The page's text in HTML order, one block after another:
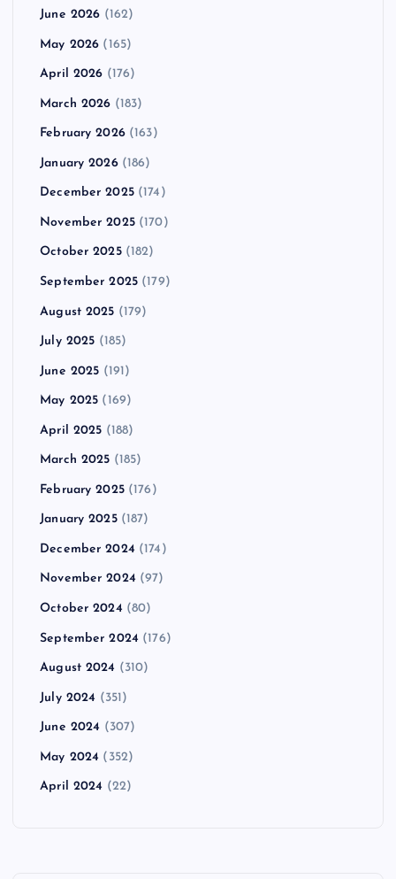
June 2026 (162)
May 2026 (165)
April 2026 (176)
March 2026 (183)
February 2026(163)
January 2026(186)
December 2025(174)
November 2025(170)
October 2025(182)
September 2025 (179)
August 2025 (179)
July 2025 (185)
June 2025 (191)
May 2025 (169)
April 2025 (188)
March 2025 (185)
February 2025(176)
January 2025(187)
December 2024 (174)
November 2024 (97)
October 2024 (80)
September 2024 (176)
August 2024 (310)
July 2024 (351)
June 2024 (307)
May 2024 (352)
April 2024 (22)